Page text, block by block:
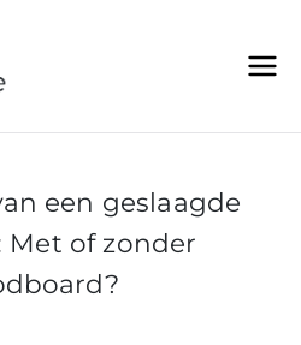
een geslaagde
Met of zonder